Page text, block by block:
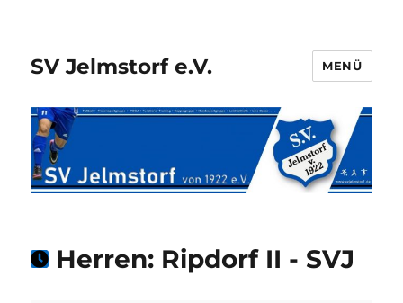
SV Jelmstorf e.V. MENÜ
Herren: Ripdorf II - SVJ